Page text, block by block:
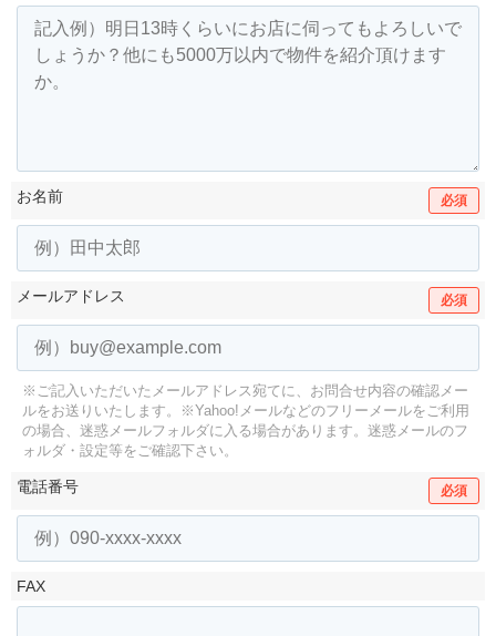
お名前 必須
メールアドレス 必須
※ご記入いただいたメールアドレス宛てに、お問合せ内容の確認メー
ルをお送りいたします。
※Yahoo!メールなどのフリーメールをご利用
の場合、迷惑メールフォルダに入る場合があります。 迷惑メールのフ
ォルダ・設定等をご確認下さい。
電話番号 必須
FAX